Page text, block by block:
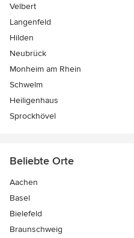
Velbert
Langenfeld
Hilden
Neubrück
Monheim am Rhein
Schwelm
Heiligenhaus
Sprockhövel
Beliebte Orte
Aachen
Basel
Bielefeld
Braunschweig